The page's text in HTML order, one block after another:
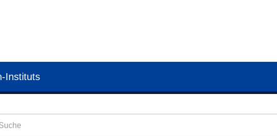
Instituts